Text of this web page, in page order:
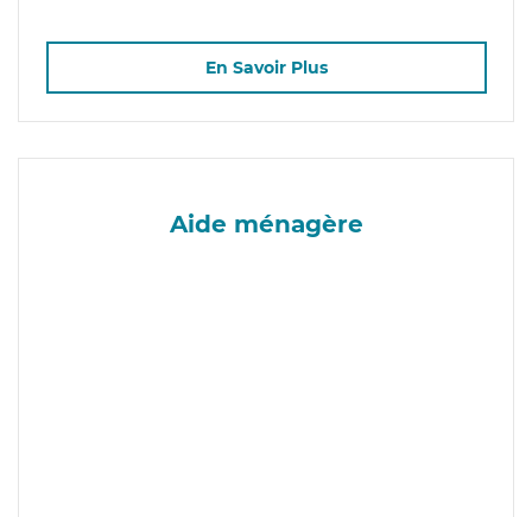
En Savoir Plus
Aide ménagère